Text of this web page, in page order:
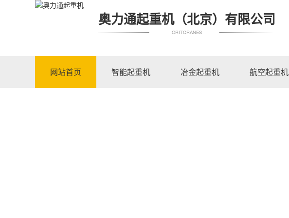
奥力通起重机（北京）有限公司
ORITCRANES
网站首页 智能起重机 冶金起重机 航空起重机